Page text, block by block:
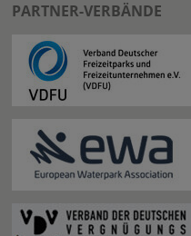
PARTNER-VERBÄNDE